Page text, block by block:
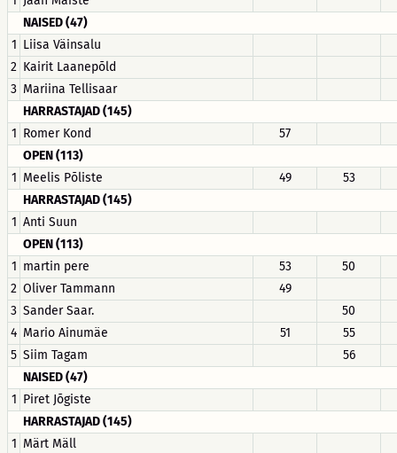
NAISED (47)
1 Liisa Väinsalu
2 Kairit Laanepõld
3 Mariina Tellisaar
HARRASTAJAD (145)
1 Romer Kond
57
OPEN (113)
1 Meelis Põliste 49
53
HARRASTAJAD (145)
1 Anti Suun
OPEN (113)
1 martin pere 53
50
2 Oliver Tammann
49
3 Sander Saar.
50
4 Mario Ainumäe 51
55
5 Siim Tagam
56
NAISED (47)
1 Piret Jõgiste
HARRASTAJAD (145)
1 Märt Mäll